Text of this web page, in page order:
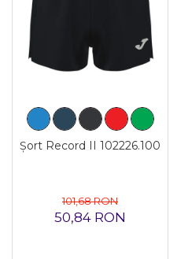
Șort Record II 102226.100
101,68 RON
50,84 RON